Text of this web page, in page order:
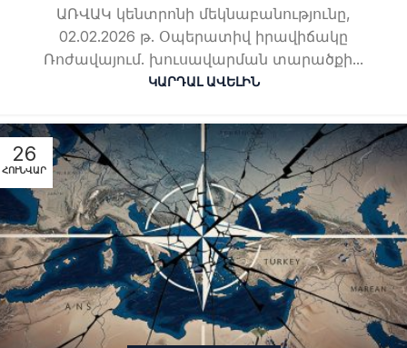
ԱՌՎԱԿ կենտրոնի մեկնաբանությունը,
02.02.2026 թ. Օպերատիվ իրավիճակը
Ռոժավայում. խուսավարման տարածքի...
ԿԱՐԴԱԼ ԱՎԵԼԻՆ
26
ՀՈՒՆՎԱՐ